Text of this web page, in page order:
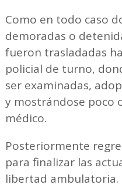
Como en todo caso
demoradas o
fueron trasladadas
policial de turno,
ser examinadas,
y mostrándose poco
médico.
Posteriormente
para finalizar las
libertad ambulatoria.